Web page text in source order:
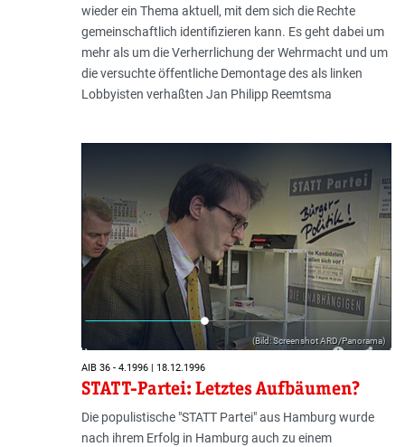
wieder ein Thema aktuell, mit dem sich die Rechte
gemeinschaftlich identifizieren kann. Es geht dabei um
mehr als um die Verherrlichung der Wehrmacht und um
die versuchte öffentliche Demontage des als linken
Lobbyisten verhaßten Jan Philipp Reemtsma
(Bild: Screenshot ARD/Panorama)
AIB 36 - 4.1996 | 18.12.1996
STATT-Partei: Letztes Aufbäumen?
Die populistische "STATT Partei" aus Hamburg wurde
nach ihrem Erfolg in Hamburg auch zu einem